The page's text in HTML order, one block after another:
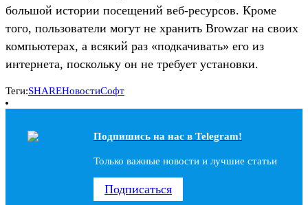
большой истории посещений веб-ресурсов. Кроме
того, пользователи могут не хранить Browzar на своих
компьютерах, а всякий раз «подкачивать» его из
интернета, поскольку он не требует установки.
Теги:SHAREНовостиСофт
Подпишись на наc в Telegram!
Только важные новости и лучшие статьи
Подписаться